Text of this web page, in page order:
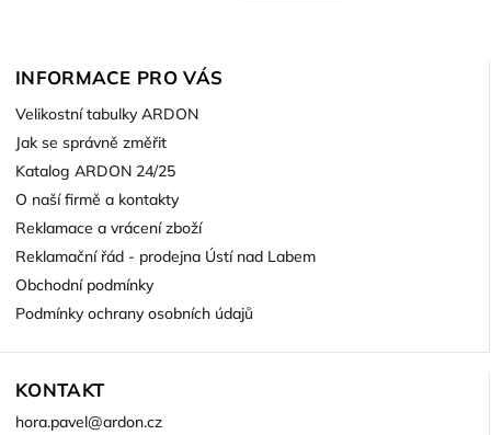
INFORMACE PRO VÁS
Velikostní tabulky ARDON
Jak se správně změřit
Katalog ARDON 24/25
O naší firmě a kontakty
Reklamace a vrácení zboží
Reklamační řád - prodejna Ústí nad Labem
Obchodní podmínky
Podmínky ochrany osobních údajů
KONTAKT
hora.pavel@ardon.cz